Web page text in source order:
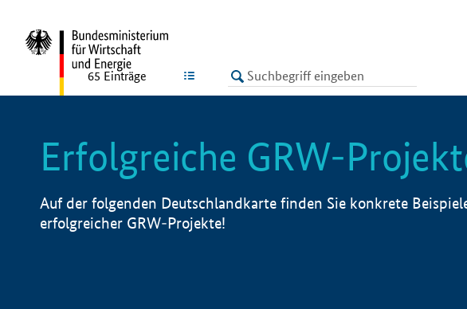
LISTE
65 Einträge
Erfolgreiche GRW-
Auf der folgenden Deutschlandkarte finden Sie konkrete
erfolgreicher GRW-Projekte!